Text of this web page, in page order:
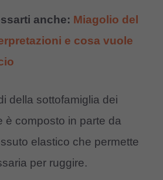
anche: Miagolio del
e cosa vuole
della sottofamiglia dei
è composto in parte da
elastico che permette
per ruggire.